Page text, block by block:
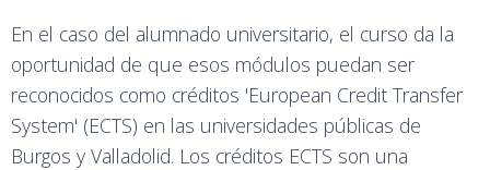
En el caso del alumnado universitario, el curso da la
oportunidad de que esos módulos puedan ser
reconocidos como créditos 'European Credit Transfer
System' (ECTS) en las universidades públicas de
Burgos y Valladolid. Los créditos ECTS son una